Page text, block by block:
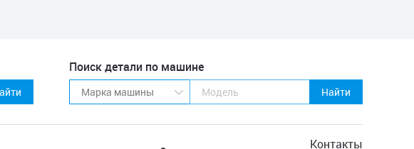
Поиск детали по машине
Найти
Контакты